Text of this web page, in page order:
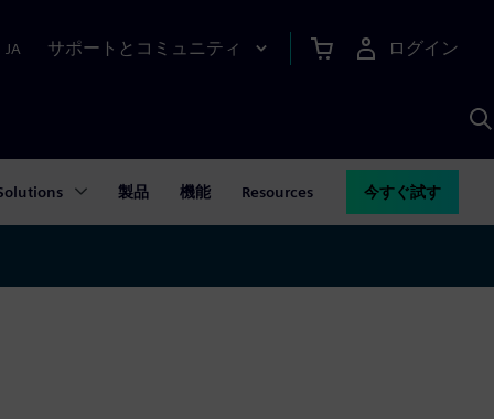
JA サポートとコミュニティ ログイン
製品 機能 Resources 今すぐ試す